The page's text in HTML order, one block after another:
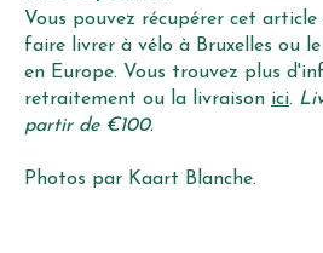
Vous pouvez récupérer cet article
faire livrer à vélo à Bruxelles ou
en Europe. Vous trouvez plus
retraitement ou la livraison ici.
partir de €100.
Photos par Kaart Blanche.